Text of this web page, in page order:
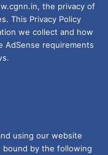
the privacy of
This Privacy Policy
we collect and how
AdSense requirements
using our website
by the following